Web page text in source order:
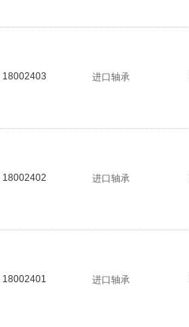
18002403 进口轴承
18002402 进口轴承
18002401 进口轴承